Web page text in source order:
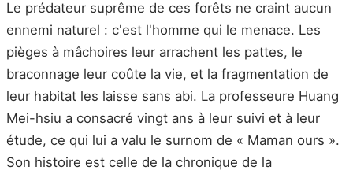
Le prédateur suprême de ces forêts ne craint aucun
ennemi naturel : c'est l'homme qui le menace. Les
pièges à mâchoires leur arrachent les pattes, le
braconnage leur coûte la vie, et la fragmentation de
leur habitat les laisse sans abi. La professeure Huang
Mei-hsiu a consacré vingt ans à leur suivi et à leur
étude, ce qui lui a valu le surnom de « Maman ours ».
Son histoire est celle de la chronique de la